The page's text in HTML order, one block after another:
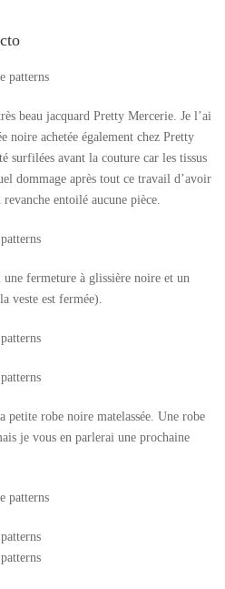
beau jacquard Pretty Mercerie. Je l’ai
noire achetée également chez Pretty
surfilées avant la couture car les tissus
dommage après tout ce travail d’avoir
entoilé aucune pièce.
fermeture à glissière noire et un
veste est fermée).
petite robe noire matelassée. Une robe
je vous en parlerai une prochaine